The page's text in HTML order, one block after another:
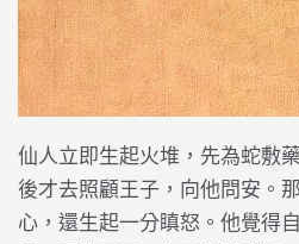
仙人立即生起火堆，先為蛇敷
後才去照顧王子，向他問安。
心，還生起一分瞋怒。他覺得